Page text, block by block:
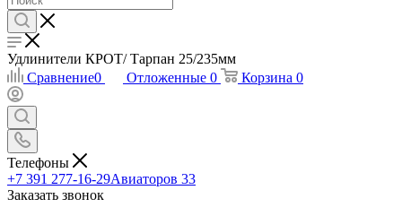
Удлинители КРОТ/ Тарпан 25/235мм
Сравнение0 Отложенные 0 Корзина 0
Телефоны
+7 391 277-16-29Авиаторов 33
Заказать звонок